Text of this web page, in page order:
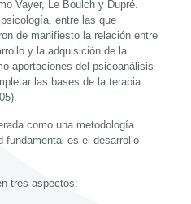
Vayer, Le Boulch y Dupré.
entre las que
de manifiesto la relación entre
y la adquisición de la
aportaciones del psicoanálisis
las bases de la terapia
como una metodología
fundamental es el desarrollo
tres aspectos: